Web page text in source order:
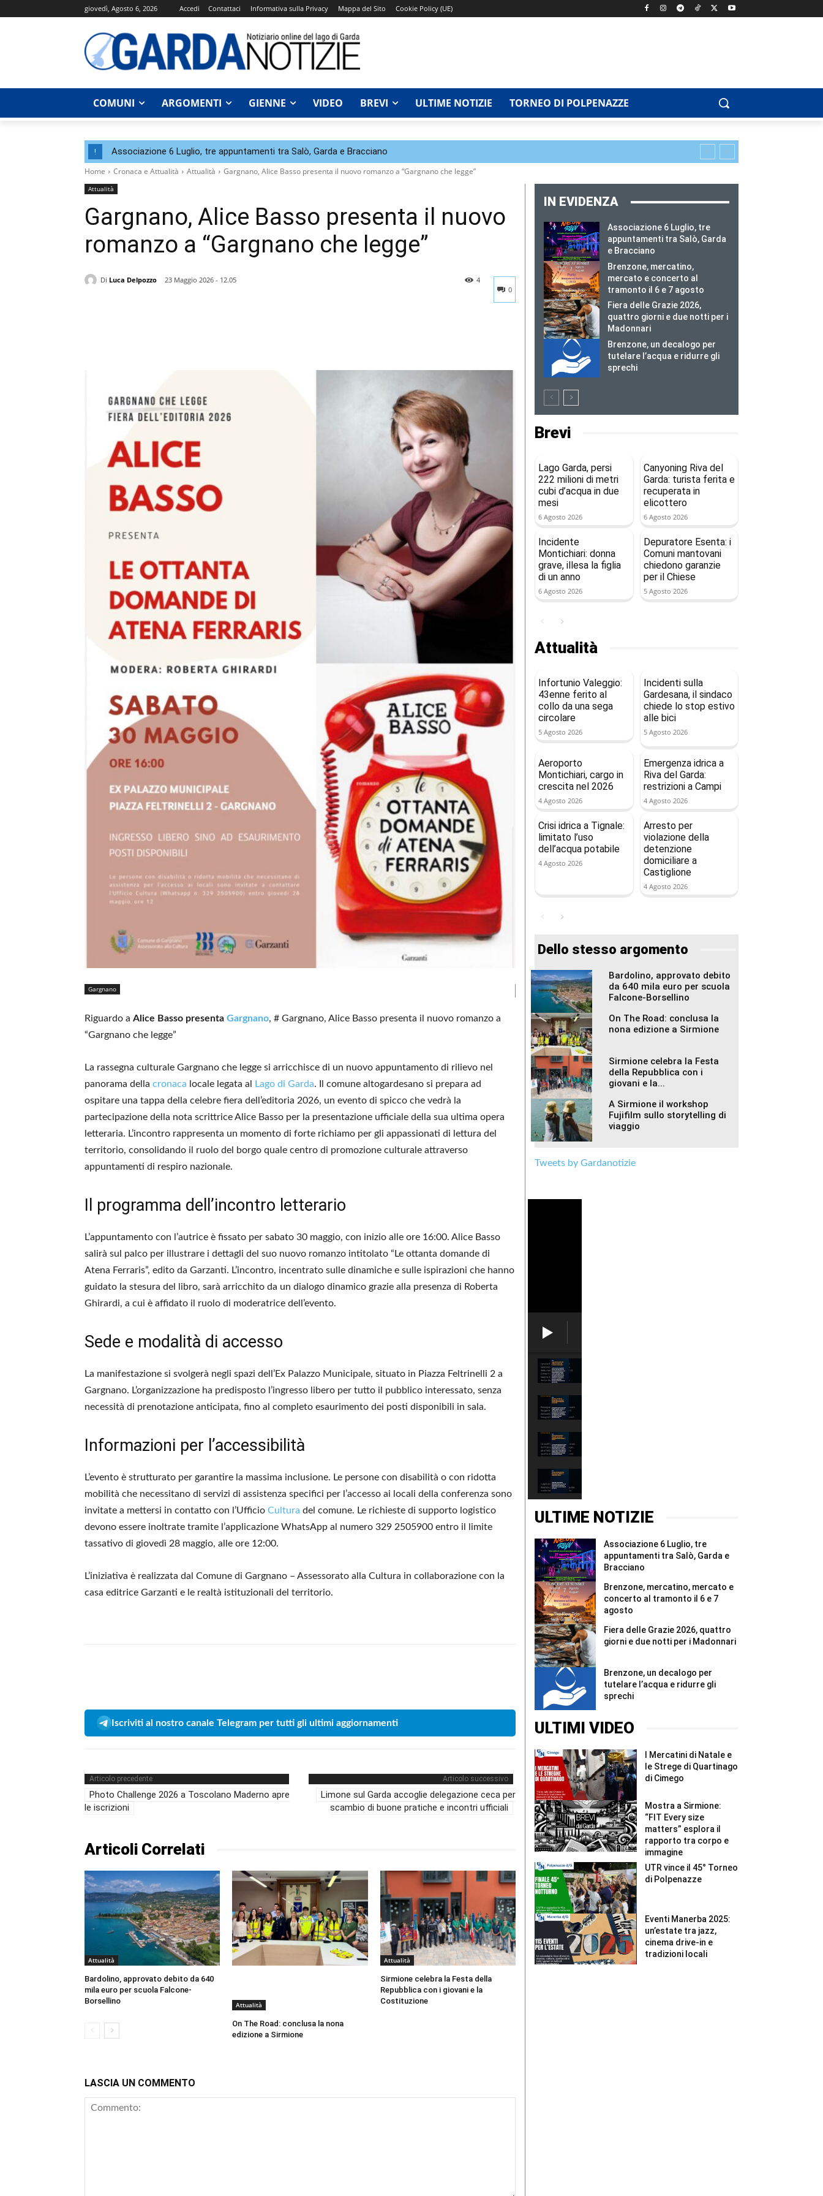
giovedì, Agosto 6, 2026 Accedi Contattaci Informativa sulla Privacy Mappa del Sito Cookie Policy (UE)
COMUNI ARGOMENTI GIENNE VIDEO BREVI ULTIME NOTIZIE TORNEO DI POLPENAZZE
! Associazione 6 Luglio, tre appuntamenti tra Salò, Garda e Bracciano
Home Cronaca e Attualità Attualità Gargnano, Alice Basso presenta il nuovo romanzo a “Gargnano che legge”
Attualità
Gargnano, Alice Basso presenta il nuovo
romanzo a “Gargnano che legge”
Di Luca Delpozzo
23 Maggio 2026 - 12.05
0
4
Gargnano
Riguardo a Alice Basso presenta Gargnano, # Gargnano, Alice Basso presenta il nuovo romanzo a
“Gargnano che legge”
La rassegna culturale Gargnano che legge si arricchisce di un nuovo appuntamento di rilievo nel
panorama della cronaca locale legata al Lago di Garda. Il comune altogardesano si prepara ad
ospitare una tappa della celebre fiera dell’editoria 2026, un evento di spicco che vedrà la
partecipazione della nota scrittrice Alice Basso per la presentazione ufficiale della sua ultima opera
letteraria. L’incontro rappresenta un momento di forte richiamo per gli appassionati di lettura del
territorio, consolidando il ruolo del borgo quale centro di promozione culturale attraverso
appuntamenti di respiro nazionale.
Il programma dell’incontro letterario
L’appuntamento con l’autrice è fissato per sabato 30 maggio, con inizio alle ore 16:00. Alice Basso
salirà sul palco per illustrare i dettagli del suo nuovo romanzo intitolato “Le ottanta domande di
Atena Ferraris”, edito da Garzanti. L’incontro, incentrato sulle dinamiche e sulle ispirazioni che hanno
guidato la stesura del libro, sarà arricchito da un dialogo dinamico grazie alla presenza di Roberta
Ghirardi, a cui è affidato il ruolo di moderatrice dell’evento.
Sede e modalità di accesso
La manifestazione si svolgerà negli spazi dell’Ex Palazzo Municipale, situato in Piazza Feltrinelli 2 a
Gargnano. L’organizzazione ha predisposto l’ingresso libero per tutto il pubblico interessato, senza
necessità di prenotazione anticipata, fino al completo esaurimento dei posti disponibili in sala.
Informazioni per l’accessibilità
L’evento è strutturato per garantire la massima inclusione. Le persone con disabilità o con ridotta
mobilità che necessitano di servizi di assistenza specifici per l’accesso ai locali della conferenza sono
invitate a mettersi in contatto con l’Ufficio Cultura del comune. Le richieste di supporto logistico
devono essere inoltrate tramite l’applicazione WhatsApp al numero 329 2505900 entro il limite
tassativo di giovedì 28 maggio, alle ore 12:00.
L’iniziativa è realizzata dal Comune di Gargnano – Assessorato alla Cultura in collaborazione con la
casa editrice Garzanti e le realtà istituzionali del territorio.
Iscriviti al nostro canale Telegram per tutti gli ultimi aggiornamenti
Articolo precedente
Photo Challenge 2026 a Toscolano Maderno apre
le iscrizioni
Articolo successivo
Limone sul Garda accoglie delegazione ceca per
scambio di buone pratiche e incontri ufficiali
Articoli Correlati
Attualità
Bardolino, approvato debito da 640
mila euro per scuola Falcone-
Borsellino
Attualità
On The Road: conclusa la nona
edizione a Sirmione
Attualità
Sirmione celebra la Festa della
Repubblica con i giovani e la
Costituzione
LASCIA UN COMMENTO
IN EVIDENZA
Associazione 6 Luglio, tre
appuntamenti tra Salò, Garda
e Bracciano
Brenzone, mercatino,
mercato e concerto al
tramonto il 6 e 7 agosto
Fiera delle Grazie 2026,
quattro giorni e due notti per i
Madonnari
Brenzone, un decalogo per
tutelare l’acqua e ridurre gli
sprechi
Brevi
Lago Garda, persi
222 milioni di metri
cubi d’acqua in due
mesi
6 Agosto 2026
Canyoning Riva del
Garda: turista ferita e
recuperata in
elicottero
6 Agosto 2026
Incidente
Montichiari: donna
grave, illesa la figlia
di un anno
6 Agosto 2026
Depuratore Esenta: i
Comuni mantovani
chiedono garanzie
per il Chiese
5 Agosto 2026
Attualità
Infortunio Valeggio:
43enne ferito al
collo da una sega
circolare
5 Agosto 2026
Incidenti sulla
Gardesana, il sindaco
chiede lo stop estivo
alle bici
5 Agosto 2026
Aeroporto
Montichiari, cargo in
crescita nel 2026
4 Agosto 2026
Emergenza idrica a
Riva del Garda:
restrizioni a Campi
4 Agosto 2026
Crisi idrica a Tignale:
limitato l’uso
dell’acqua potabile
4 Agosto 2026
Arresto per
violazione della
detenzione
domiciliare a
Castiglione
4 Agosto 2026
Dello stesso argomento
Bardolino, approvato debito
da 640 mila euro per scuola
Falcone-Borsellino
On The Road: conclusa la
nona edizione a Sirmione
Sirmione celebra la Festa
della Repubblica con i
giovani e la...
A Sirmione il workshop
Fujifilm sullo storytelling di
viaggio
Tweets by Gardanotizie
#Shorts
il
Chiese
illesa
la
di
un
anno
#Shorts
ULTIME NOTIZIE
Associazione 6 Luglio, tre
appuntamenti tra Salò, Garda e
Bracciano
Brenzone, mercatino, mercato e
concerto al tramonto il 6 e 7
agosto
Fiera delle Grazie 2026, quattro
giorni e due notti per i Madonnari
Brenzone, un decalogo per
tutelare l’acqua e ridurre gli
sprechi
ULTIMI VIDEO
I Mercatini di Natale e
le Strege di Quartinago
di Cimego
Mostra a Sirmione:
“FIT Every size
matters” esplora il
rapporto tra corpo e
immagine
UTR vince il 45° Torneo
di Polpenazze
Eventi Manerba 2025:
un’estate tra jazz,
cinema drive-in e
tradizioni locali